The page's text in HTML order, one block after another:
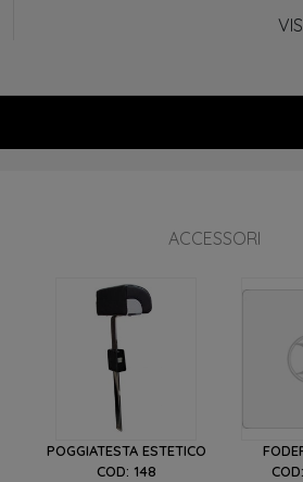
ACCESSORI
POGGIATESTA ESTETICO
COD: 148